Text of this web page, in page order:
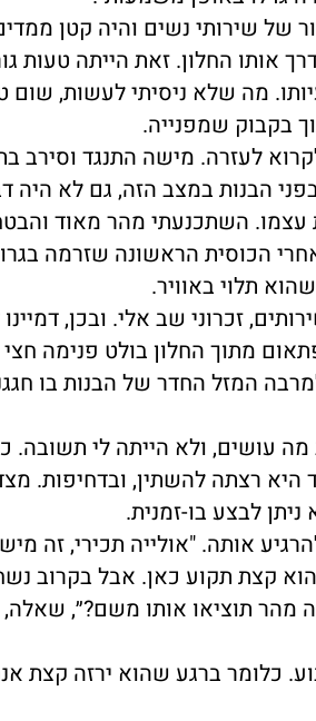
של שירותי נשים והיה קטן
אותו החלון. זאת הייתה טעות
מה שלא ניסיתי לעשות,
בקבוק שמפנייה.
לעזרה. מישה התנגד וסירב
הבנות במצב הזה, גם לא היה
עצמו. השתכנעתי מהר מאוד
הכוסית הראשונה שזרמה
תלוי באוויר.
זכרוני שב אלי. ובכן,
מתוך החלון בולט פנימה חצי
המזל החדר של הבנות בו
עושים, ולא הייתה לי תשובה.
רצתה להשתין, ובדחיפות.
לבצע בו-זמנית.
אותה. "אולייה תכירי, זה
קצת תקוע כאן. אבל בקרוב
מהר תוציאו אותו משם?״, שאלה,
כלומר ברגע שהוא ירזה קצת